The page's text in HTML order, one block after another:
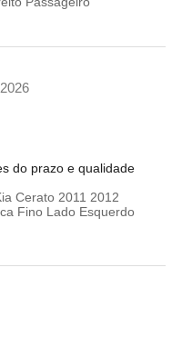
do prazo e qualidade
Cerato 2011 2012
Fino Lado Esquerdo